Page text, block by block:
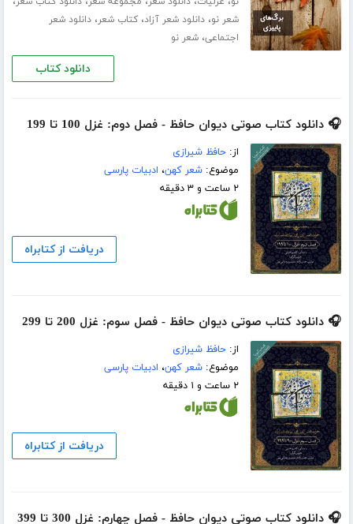
شعر نو،دانلود شعر آزاد،کتاب شعر،دانلود شعر
اجتماعی،شعر نو
دانلود کتاب
🎧 دانلود کتاب صوتی دیوان حافظ - فصل دوم: غزل 100 تا 199
از:حافظ شیرازی
موضوع:شعر کهن، ادبیات پارسی
۲ ساعت و ۳ دقیقه
دریافت از کتابراه
🎧 دانلود کتاب صوتی دیوان حافظ - فصل سوم: غزل 200 تا 299
از:حافظ شیرازی
موضوع:شعر کهن، ادبیات پارسی
۲ ساعت و ۱ دقیقه
دریافت از کتابراه
🎧 دانلود کتاب صوتی دیوان حافظ - فصل چهارم: غزل 300 تا 399